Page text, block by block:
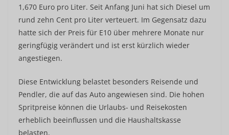
1,670 Euro pro Liter. Seit Anfang Juni hat sich Diesel um
rund zehn Cent pro Liter verteuert. Im Gegensatz dazu
hatte sich der Preis für E10 über mehrere Monate nur
geringfügig verändert und ist erst kürzlich wieder
angestiegen.
Diese Entwicklung belastet besonders Reisende und
Pendler, die auf das Auto angewiesen sind. Die hohen
Spritpreise können die Urlaubs- und Reisekosten
erheblich beeinflussen und die Haushaltskasse
belasten.